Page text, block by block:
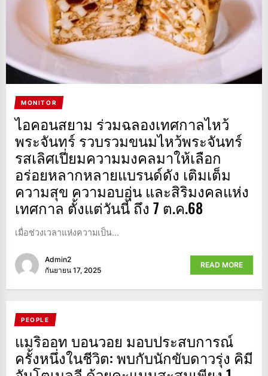
MONITOR
ไอคอนสยาม ร่วมฉลองเทศกาลไหว้
พระจันทร์ รวบรวมขนมไหว้พระจันทร์
รสเลิศเปี่ยมความมงคลมาให้เลือก
อร่อยหลากหลายแบรนด์ดัง เติมเต็ม
ความสุข ความอบอุ่น และสิริมงคลแห่ง
เทศกาล ตั้งแต่วันนี้ ถึง 7 ต.ค.68
เมื่อช่วงเวลาแห่งความเป็น...
Admin2
กันยายน 17, 2025
READ MORE
PEOPLE
แมริออท บอนวอย มอบประสบการณ์
ครั้งหนึ่งในชีวิต: พบกับนักขับดาวรุ่ง คิมี